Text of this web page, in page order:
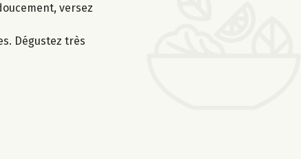
versez
Dégustez très